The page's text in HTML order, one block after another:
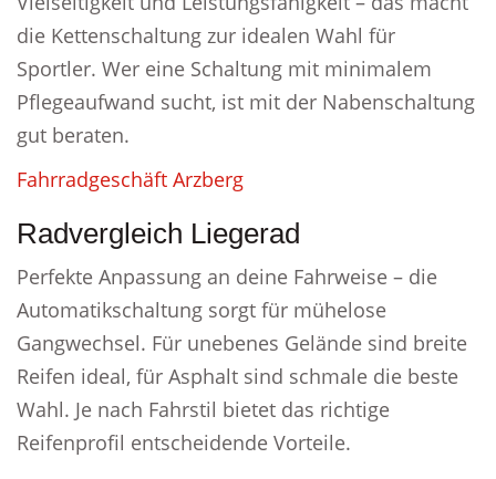
die Kettenschaltung zur idealen Wahl für
Sportler. Wer eine Schaltung mit minimalem
Pflegeaufwand sucht, ist mit der Nabenschaltung
gut beraten.
Fahrradgeschäft Arzberg
Radvergleich Liegerad
Perfekte Anpassung an deine Fahrweise – die
Automatikschaltung sorgt für mühelose
Gangwechsel. Für unebenes Gelände sind breite
Reifen ideal, für Asphalt sind schmale die beste
Wahl. Je nach Fahrstil bietet das richtige
Reifenprofil entscheidende Vorteile.